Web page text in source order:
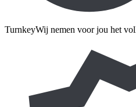
TurnkeyWij nemen voor jou het